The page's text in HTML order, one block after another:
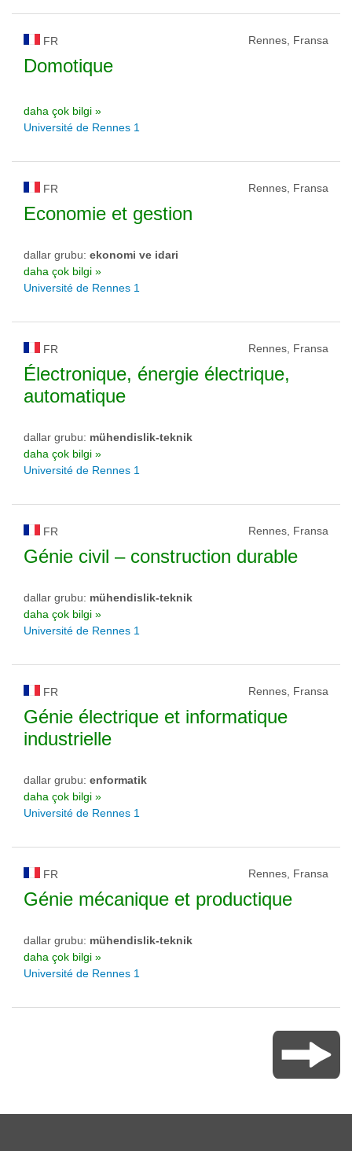
FR Rennes, Fransa
Domotique
daha çok bilgi »
Université de Rennes 1
FR Rennes, Fransa
Economie et gestion
dallar grubu: ekonomi ve idari
daha çok bilgi »
Université de Rennes 1
FR Rennes, Fransa
Électronique, énergie électrique,
automatique
dallar grubu: mühendislik-teknik
daha çok bilgi »
Université de Rennes 1
FR Rennes, Fransa
Génie civil – construction durable
dallar grubu: mühendislik-teknik
daha çok bilgi »
Université de Rennes 1
FR Rennes, Fransa
Génie électrique et informatique
industrielle
dallar grubu: enformatik
daha çok bilgi »
Université de Rennes 1
FR Rennes, Fransa
Génie mécanique et productique
dallar grubu: mühendislik-teknik
daha çok bilgi »
Université de Rennes 1